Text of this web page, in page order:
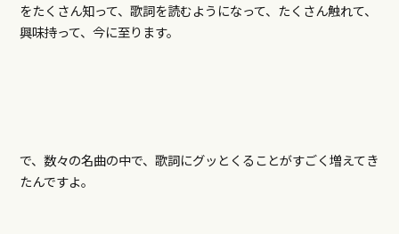
をたくさん知って、歌詞を読むようになって、たくさん触れて、
興味持って、今に至ります。
で、数々の名曲の中で、歌詞にグッとくることがすごく増えてき
たんですよ。